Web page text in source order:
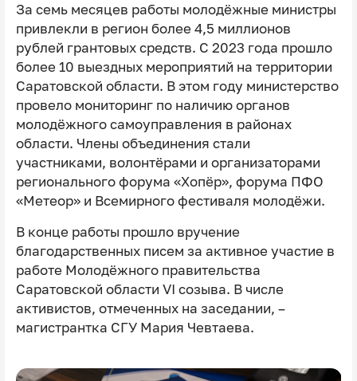
За семь месяцев работы молодёжные министры
привлекли в регион более 4,5 миллионов
рублей грантовых средств. С 2023 года прошло
более 10 выездных мероприятий на территории
Саратовской области. В этом году министерство
провело мониторинг по наличию органов
молодёжного самоуправления в районах
области. Члены объединения стали
участниками, волонтёрами и организаторами
регионального форума «Хопёр», форума ПФО
«Метеор» и Всемирного фестиваля молодёжи.
В конце работы прошло вручение
благодарственных писем за активное участие в
работе Молодёжного правительства
Саратовской области VI созыва. В числе
активистов, отмеченных на заседании, –
магистрантка СГУ Мария Чевтаева.